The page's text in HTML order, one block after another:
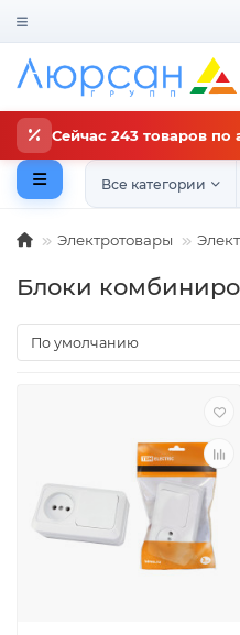
Сейчас 243 товаров по
Все категории
Электротовары
Блоки